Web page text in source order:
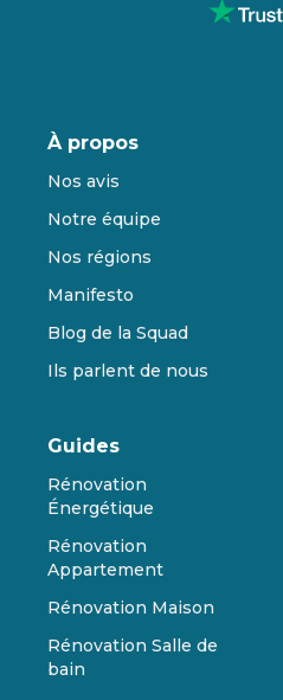
À propos
Nos avis
Notre équipe
Nos régions
Manifesto
Blog de la Squad
Ils parlent de nous
Guides
Rénovation
Énergétique
Rénovation
Appartement
Rénovation Maison
Rénovation Salle de
bain